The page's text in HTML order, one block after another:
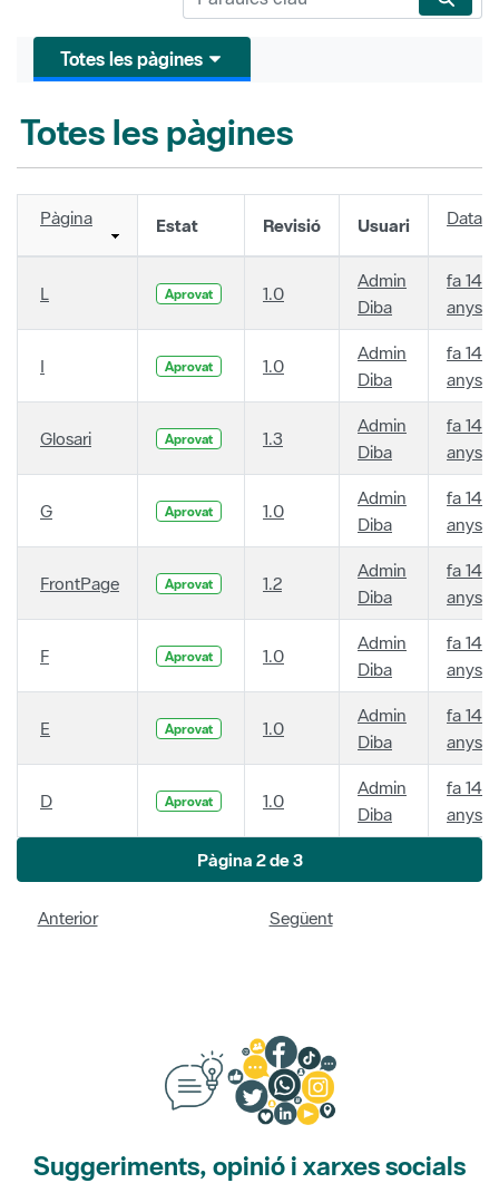
Totes les pàgines
Totes les pàgines
Pàgina Estat Revisió Usuari Data
L Aprovat 1.0
Admin
Diba
fa 14
anys
I Aprovat 1.0
Admin
Diba
fa 14
anys
Glosari Aprovat 1.3
Admin
Diba
fa 14
anys
G Aprovat 1.0
Admin
Diba
fa 14
anys
FrontPage Aprovat 1.2
Admin
Diba
fa 14
anys
F Aprovat 1.0
Admin
Diba
fa 14
anys
E Aprovat 1.0
Admin
Diba
fa 14
anys
D Aprovat 1.0
Admin
Diba
fa 14
anys
Pàgina 2 de 3
Anterior Següent
Suggeriments, opinió i xarxes socials